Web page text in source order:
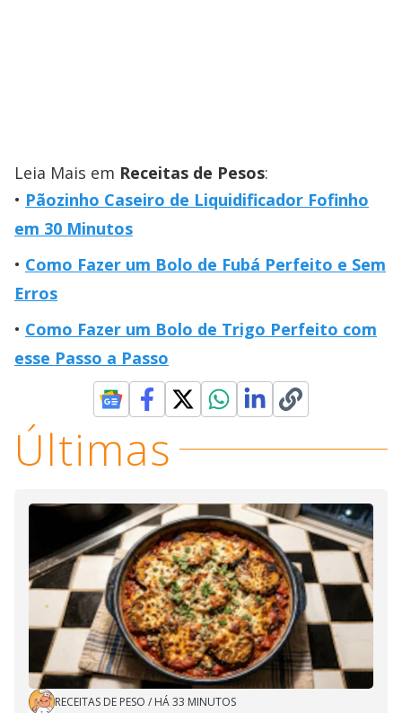
Leia Mais em Receitas de Pesos:
Pãozinho Caseiro de Liquidificador Fofinho
em 30 Minutos
Como Fazer um Bolo de Fubá Perfeito e Sem
Erros
Como Fazer um Bolo de Trigo Perfeito com
esse Passo a Passo
Últimas
RECEITAS DE PESO / HÁ 33 MINUTOS